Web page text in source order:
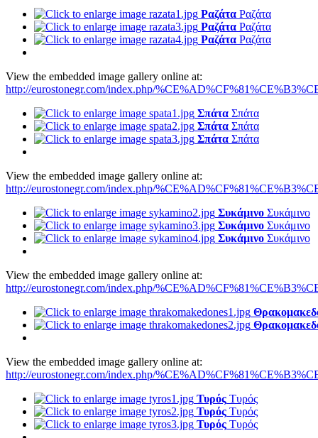
Ραζάτα Ραζάτα
Ραζάτα Ραζάτα
Ραζάτα Ραζάτα
View the embedded image gallery online at:
http://eurostonegr.com/index.php/
Σπάτα Σπάτα
Σπάτα Σπάτα
Σπάτα Σπάτα
View the embedded image gallery online at:
http://eurostonegr.com/index.php/
Συκάμινο Συκάμινο
Συκάμινο Συκάμινο
Συκάμινο Συκάμινο
View the embedded image gallery online at:
http://eurostonegr.com/index.php/
View the embedded image gallery online at:
http://eurostonegr.com/index.php/
Τυρός Τυρός
Τυρός Τυρός
Τυρός Τυρός